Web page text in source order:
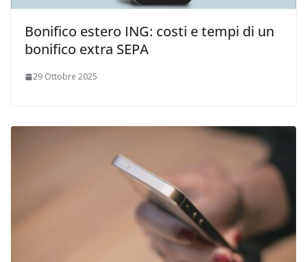
Bonifico estero ING: costi e tempi di un
bonifico extra SEPA
29 Ottobre 2025